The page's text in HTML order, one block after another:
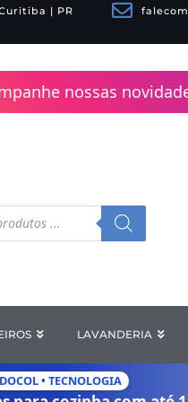
| PR
nossas
OpenLAVANDERIA
DOCOL • TECNOLOGIA